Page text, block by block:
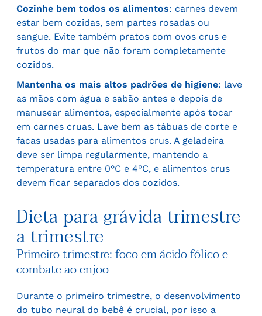
Cozinhe bem todos os alimentos: carnes devem
estar bem cozidas, sem partes rosadas ou
sangue. Evite também pratos com ovos crus e
frutos do mar que não foram completamente
cozidos.
Mantenha os mais altos padrões de higiene: lave
as mãos com água e sabão antes e depois de
manusear alimentos, especialmente após tocar
em carnes cruas. Lave bem as tábuas de corte e
facas usadas para alimentos crus. A geladeira
deve ser limpa regularmente, mantendo a
temperatura entre 0°C e 4°C, e alimentos crus
devem ficar separados dos cozidos.
Dieta para grávida trimestre
a trimestre
Primeiro trimestre: foco em ácido fólico e
combate ao enjoo
Durante o primeiro trimestre, o desenvolvimento
do tubo neural do bebê é crucial, por isso a